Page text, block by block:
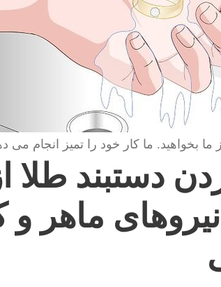
ما بخواهید. ما کار خود را تمیز انجام می
دستبند طلا
ماهر و